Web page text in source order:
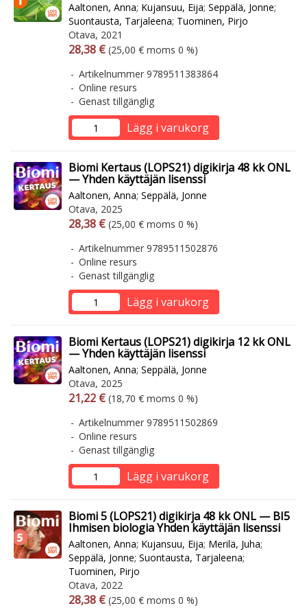
Aaltonen, Anna; Kujansuu, Eija; Seppälä, Jonne;
Suontausta, Tarjaleena; Tuominen, Pirjo
Otava, 2021
Arvonlisäverollinen hinta
28,38 € Arvonlisäveroton hinta
(25,00 € moms 0 %)
Artikelnummer 9789511383864
Online resurs
Genast tillgänglig
Lägg i varukorg
Biomi Kertaus (LOPS21) digikirja 48 kk ONL
— Yhden käyttäjän lisenssi
Aaltonen, Anna; Seppälä, Jonne
Otava, 2025
Arvonlisäverollinen hinta
28,38 € Arvonlisäveroton hinta
(25,00 € moms 0 %)
Artikelnummer 9789511502876
Online resurs
Genast tillgänglig
Lägg i varukorg
Biomi Kertaus (LOPS21) digikirja 12 kk ONL
— Yhden käyttäjän lisenssi
Aaltonen, Anna; Seppälä, Jonne
Otava, 2025
Arvonlisäverollinen hinta
21,22 € Arvonlisäveroton hinta
(18,70 € moms 0 %)
Artikelnummer 9789511502869
Online resurs
Genast tillgänglig
Lägg i varukorg
Biomi 5 (LOPS21) digikirja 48 kk ONL — BI5
Ihmisen biologia Yhden käyttäjän lisenssi
Aaltonen, Anna; Kujansuu, Eija; Merilä, Juha;
Seppälä, Jonne; Suontausta, Tarjaleena;
Tuominen, Pirjo
Otava, 2022
Arvonlisäverollinen hinta
28,38 € Arvonlisäveroton hinta
(25,00 € moms 0 %)